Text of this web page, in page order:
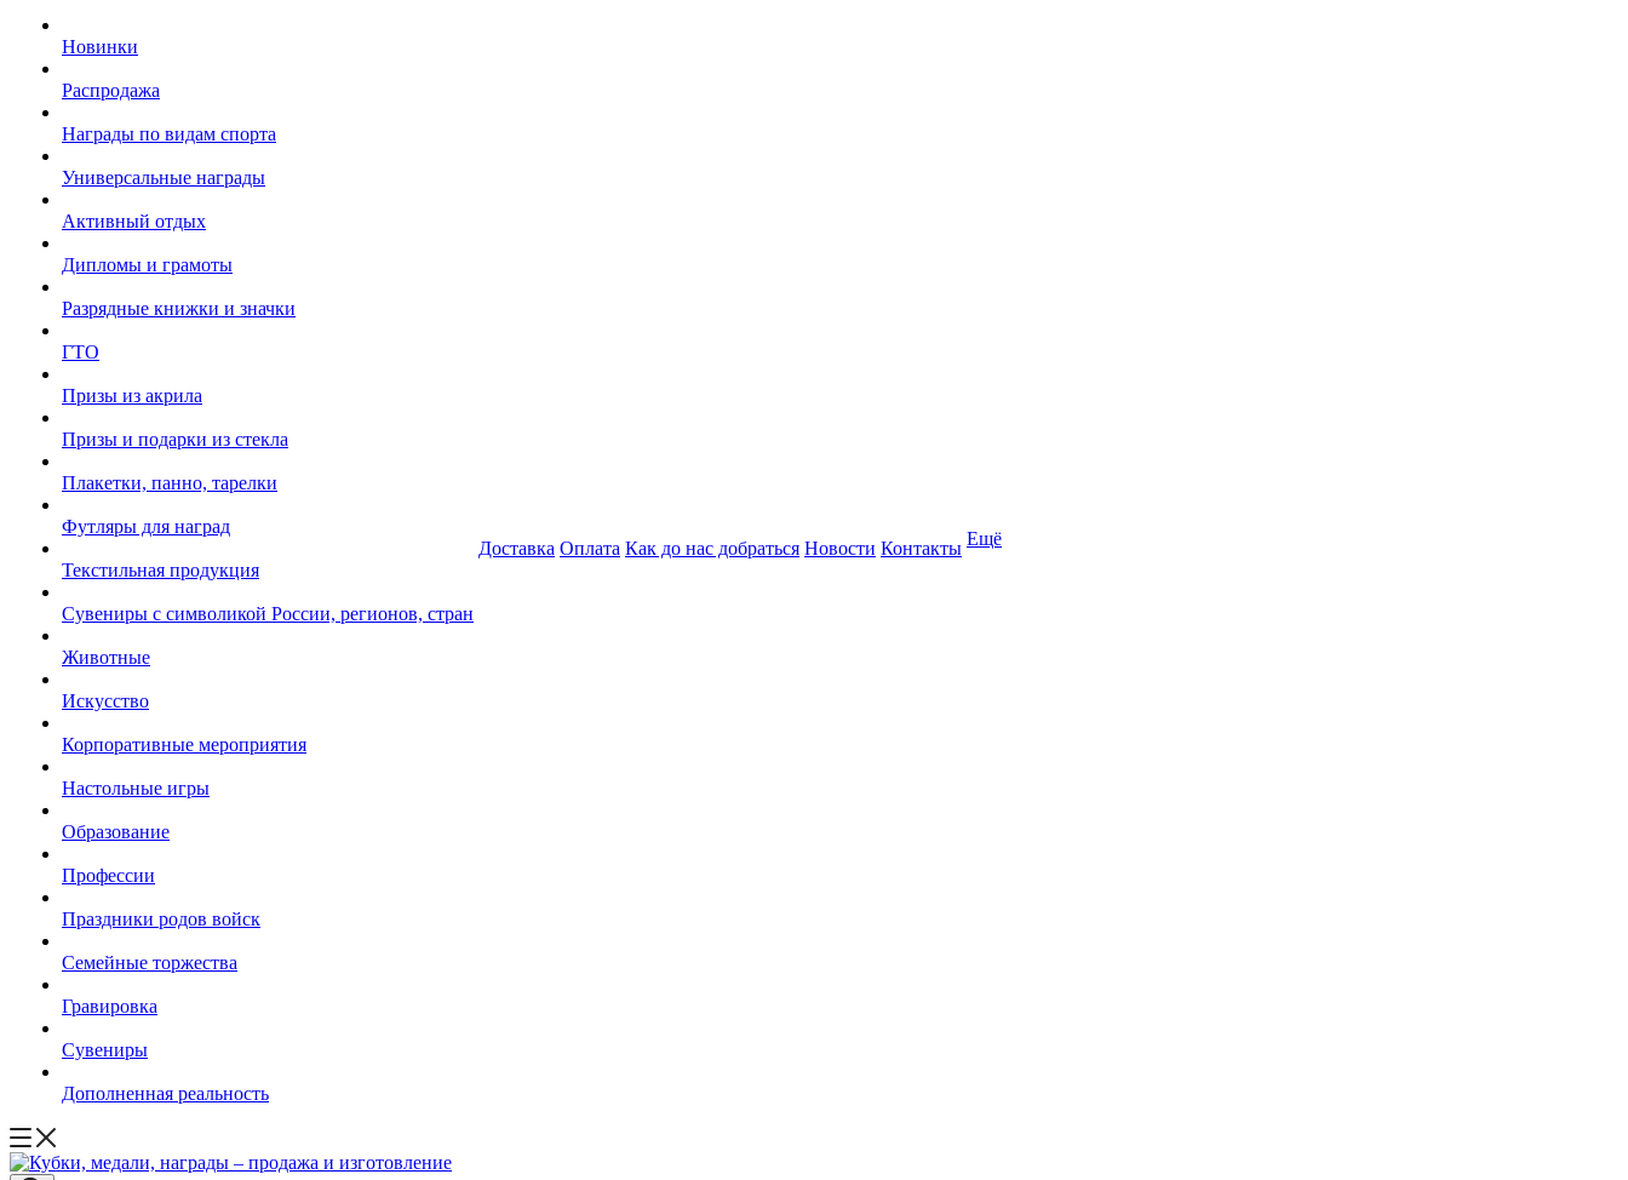
Новинки
Распродажа
Награды по видам спорта
Универсальные награды
Активный отдых
Дипломы и грамоты
Разрядные книжки и значки
ГТО
Призы из акрила
Призы и подарки из стекла
Плакетки, панно, тарелки
Футляры для наград
Текстильная продукция
Сувениры с символикой России, регионов, стран
Животные
Искусство
Корпоративные мероприятия
Настольные игры
Образование
Профессии
Праздники родов войск
Семейные торжества
Гравировка
Сувениры
Дополненная реальность
Доставка Оплата Как до нас добраться Новости Контакты Ещё